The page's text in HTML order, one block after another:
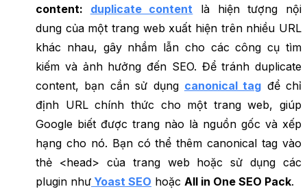
content: duplicate content là hiện tượng nội
dung của một trang web xuất hiện trên nhiều URL
khác nhau, gây nhầm lẫn cho các công cụ tìm
kiếm và ảnh hưởng đến SEO. Để tránh duplicate
content, bạn cần sử dụng canonical tag để chỉ
định URL chính thức cho một trang web, giúp
Google biết được trang nào là nguồn gốc và xếp
hạng cho nó. Bạn có thể thêm canonical tag vào
thẻ <head> của trang web hoặc sử dụng các
plugin như Yoast SEO hoặc All in One SEO Pack.